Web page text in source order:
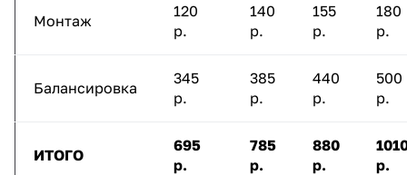
Монтаж
120
р.
140
р.
155
р.
180
р.
Балансировка
345
р.
385
р.
440
р.
500
р.
ИТОГО
695
р.
785
р.
880
р.
р.